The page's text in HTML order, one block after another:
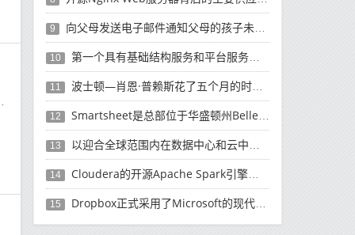
9 向父母发送电子邮件通知父母的孩子未经授权而购买了有关如何退款的产品
10 第一个具有基础结构服务和平台服务的公共云平台
11 波士顿—肖恩·普赖斯花了五个月的时间领导软件巨头SAP的云计算工作
12 Smartsheet是总部位于华盛顿州Bellevue的商业软件制造商
13 以迎合全球范围内在数据中心和云中使用它们的数千名客户
14 Cloudera的开源Apache Spark引擎发行版上运行的Cloud Dataflow版本
15 Dropbox正式​​采用了Microsoft的现代应用程序的移动计算方法